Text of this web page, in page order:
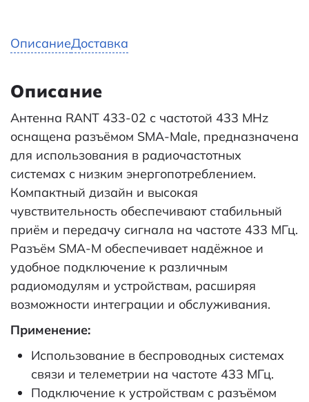
ОписаниеДоставка
Описание
Антенна RANT 433-02 с частотой 433 MHz
оснащена разъёмом SMA-Male, предназначена
для использования в радиочастотных
системах с низким энергопотреблением.
Компактный дизайн и высокая
чувствительность обеспечивают стабильный
приём и передачу сигнала на частоте 433 МГц.
Разъём SMA-M обеспечивает надёжное и
удобное подключение к различным
радиомодулям и устройствам, расширяя
возможности интеграции и обслуживания.
Применение:
Использование в беспроводных системах
связи и телеметрии на частоте 433 МГц.
Подключение к устройствам с разъёмом